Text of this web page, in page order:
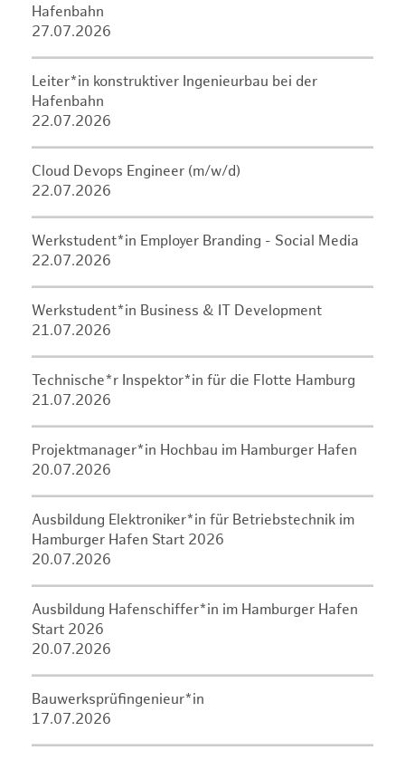
Hafenbahn
27.07.2026
Leiter*in konstruktiver Ingenieurbau bei der
Hafenbahn
22.07.2026
Cloud Devops Engineer (m/w/d)
22.07.2026
Werkstudent*in Employer Branding - Social Media
22.07.2026
Werkstudent*in Business & IT Development
21.07.2026
Technische*r Inspektor*in für die Flotte Hamburg
21.07.2026
Projektmanager*in Hochbau im Hamburger Hafen
20.07.2026
Ausbildung Elektroniker*in für Betriebstechnik im
Hamburger Hafen Start 2026
20.07.2026
Ausbildung Hafenschiffer*in im Hamburger Hafen
Start 2026
20.07.2026
Bauwerksprüfingenieur*in
17.07.2026